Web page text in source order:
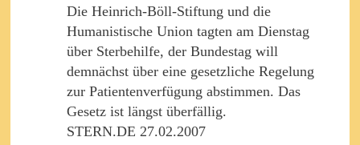
Die Heinrich-Böll-Stiftung und die
Humanistische Union tagten am Dienstag
über Sterbehilfe, der Bundestag will
demnächst über eine gesetzliche Regelung
zur Patientenverfügung abstimmen. Das
Gesetz ist längst überfällig.
STERN.DE 27.02.2007